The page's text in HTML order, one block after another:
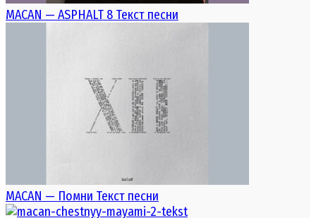
MACAN — ASPHALT 8 Текст песни
MACAN — Помни Текст песни